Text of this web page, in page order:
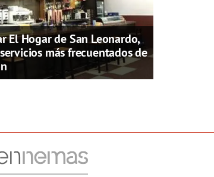
El Hogar de San Leonardo,
más frecuentados de